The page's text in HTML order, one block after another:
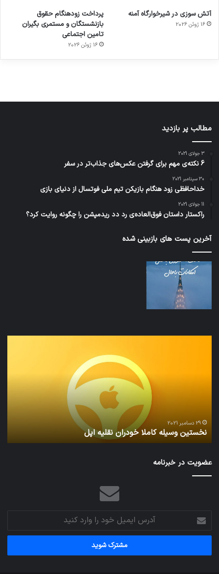
آتش سوزی در شیرخوارگاه آمنه
16 ژوئن 2026
پرداخت زودهنگام حقوق
بازنشستگان و مستمری بگیران
تامین اجتماعی
16 ژوئن 2026
برای
کشف
توسط
مجازی
…
ساعت
هوشمند
با طعم
توسط
ژاکت
در
های
2023
توسط
مطالب پر بازدید
3 جولای 2021
6 نکته‌ی مهم برای گرفتن عکس‌های جذاب‌تر در سفر
30 سپتامبر 2021
خداحافظی زود هنگام بازیکن تیم ملی فوتسال از دنیای بازی
11 جولای 2021
راکستار داستان فوق‌العاده‌ی رد دد ریدمپشن را چگونه روایت کرد؟
آخرین پست های بازبینی شده
29 دسامبر 2021
نخستین وسیله کاملا خودران نقلیه اپل
عضویت در خبرنامه
آدرس
ایمیل
خود
وارد